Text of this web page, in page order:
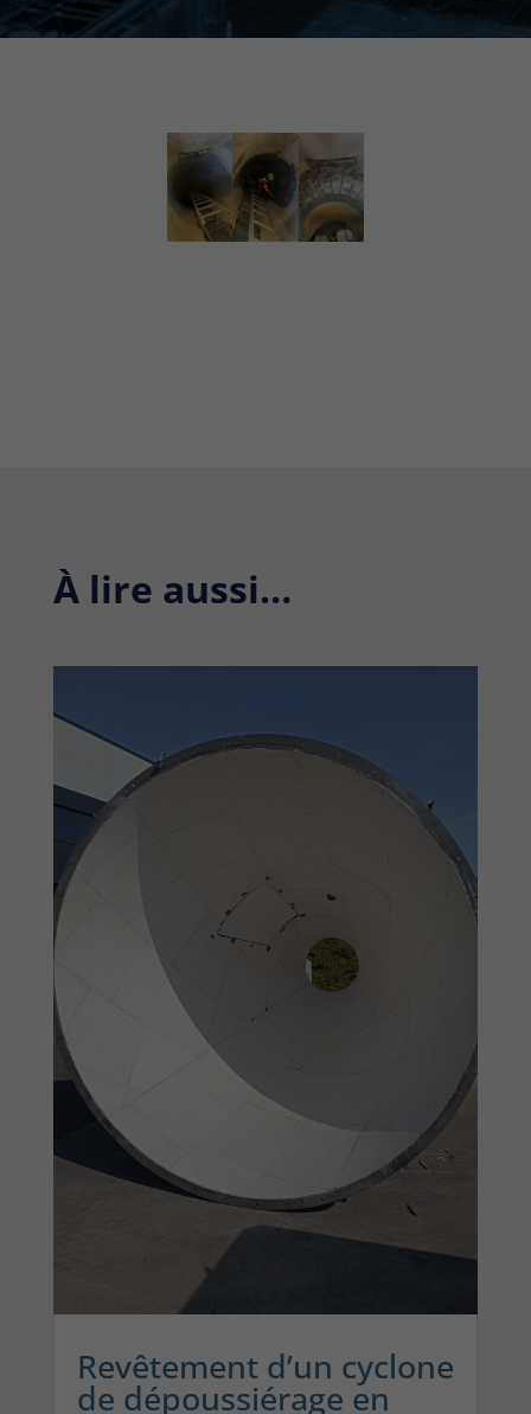
À lire aussi…
Revêtement d’un cyclone
de dépoussiérage en